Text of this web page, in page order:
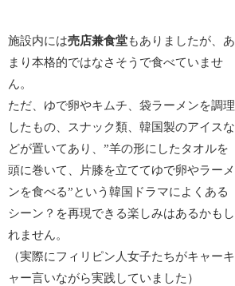
施設内には売店兼食堂もありましたが、あ
まり本格的ではなさそうで食べていませ
ん。
ただ、ゆで卵やキムチ、袋ラーメンを調理
したもの、スナック類、韓国製のアイスな
どが置いてあり、”羊の形にしたタオルを
頭に巻いて、片膝を立ててゆで卵やラーメ
ンを食べる”という韓国ドラマによくある
シーン？を再現できる楽しみはあるかもし
れません。
（実際にフィリピン人女子たちがキャーキ
ャー言いながら実践していました）